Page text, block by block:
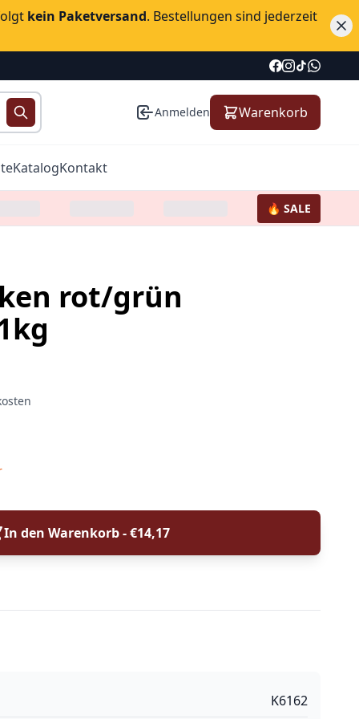
kein Paketversand. Bestellungen sind jederzeit
Anmelden Warenkorb
KatalogKontakt
🔥 SALE
rot/grün
In den Warenkorb - €14,17
K6162